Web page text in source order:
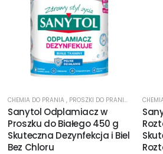
ŻELE I PŁYNY DO PRANIA
CHEMIA DO PRANIA , PROSZKI DO PRANIA ŻELE I
Sanytol Odplamiacz w
Proszku do Białego 450 g
Skuteczna Dezynfekcja i Biel
Bez Chloru